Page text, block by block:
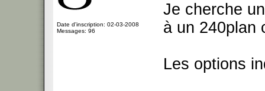
Date d'inscription: 02-03-2008
Messages: 96
Je cherche
à un 240plan
Les options